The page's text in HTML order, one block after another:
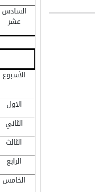
السادس
عشر
الأسبوع
الاول
الثاني
الثالث
الرابع
الخامس